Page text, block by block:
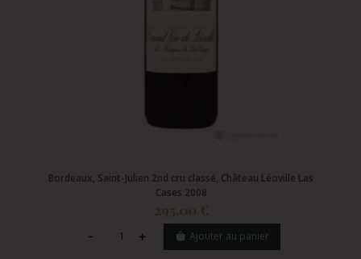
Bordeaux, Saint-Julien 2nd cru classé, Château Léoville Las
Cases 2008
295,00 €
Ajouter au panier